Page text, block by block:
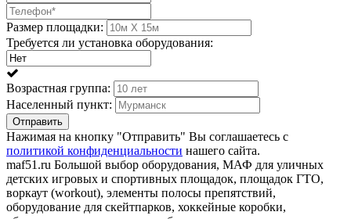
Размер площадки:
Требуется ли установка оборудования:
Возрастная группа:
Населенный пункт:
Отправить
Нажимая на кнопку "Отправить" Вы соглашаетесь с
политикой конфиденциальности нашего сайта.
maf51.ru Большой выбор оборудования, МАФ для уличных
детских игровых и спортивных площадок, площадок ГТО,
воркаут (workout), элементы полосы препятствий,
оборудование для скейтпарков, хоккейные коробки,